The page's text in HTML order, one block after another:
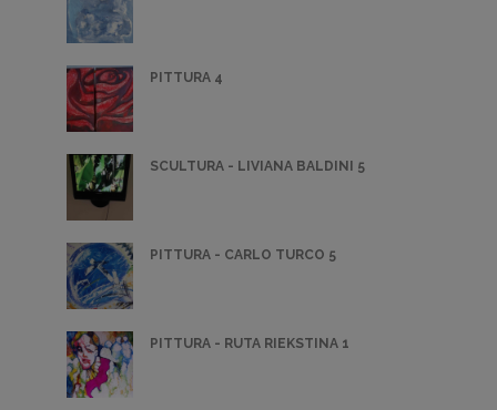
PITTURA 4
SCULTURA - LIVIANA BALDINI 5
PITTURA - CARLO TURCO 5
PITTURA - RUTA RIEKSTINA 1